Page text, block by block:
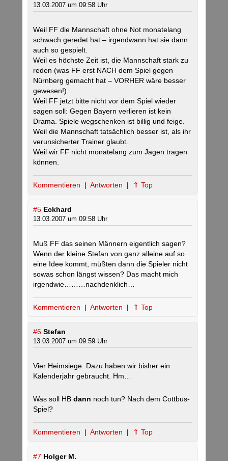
13.03.2007 um 09:58 Uhr
Weil FF die Mannschaft ohne Not monatelang
schwach geredet hat – irgendwann hat sie dann
auch so gespielt.
Weil es höchste Zeit ist, die Mannschaft stark zu
reden (was FF erst NACH dem Spiel gegen
Nürnberg gemacht hat – VORHER wäre besser
gewesen!)
Weil FF jetzt bitte nicht vor dem Spiel wieder
sagen soll: Gegen Bayern verlieren ist kein
Drama. Spiele wegschenken ist billig und feige.
Weil die Mannschaft tatsächlich besser ist, als ihr
verunsicherter Trainer glaubt.
Weil wir FF nicht monatelang zum Jagen tragen
können.
Kommentieren | Antworten | ⇑ Top
#5 Eckhard
13.03.2007 um 09:58 Uhr
Muß FF das seinen Männern eigentlich sagen?
Wenn der kleine Stefan von ganz alleine auf so
eine Idee kommt, müßten dann die Spieler nicht
sowas schon längst wissen? Das macht mich
irgendwie………nachdenklich…
Kommentieren | Antworten | ⇑ Top
#6 Stefan
13.03.2007 um 09:59 Uhr
Vier Heimsiege. Dazu haben wir bisher ein
Kalenderjahr gebraucht. Hm…
Was soll HB dann noch tun? Nach dem Cottbus-
Spiel?
Kommentieren | Antworten | ⇑ Top
#7 Holger M.